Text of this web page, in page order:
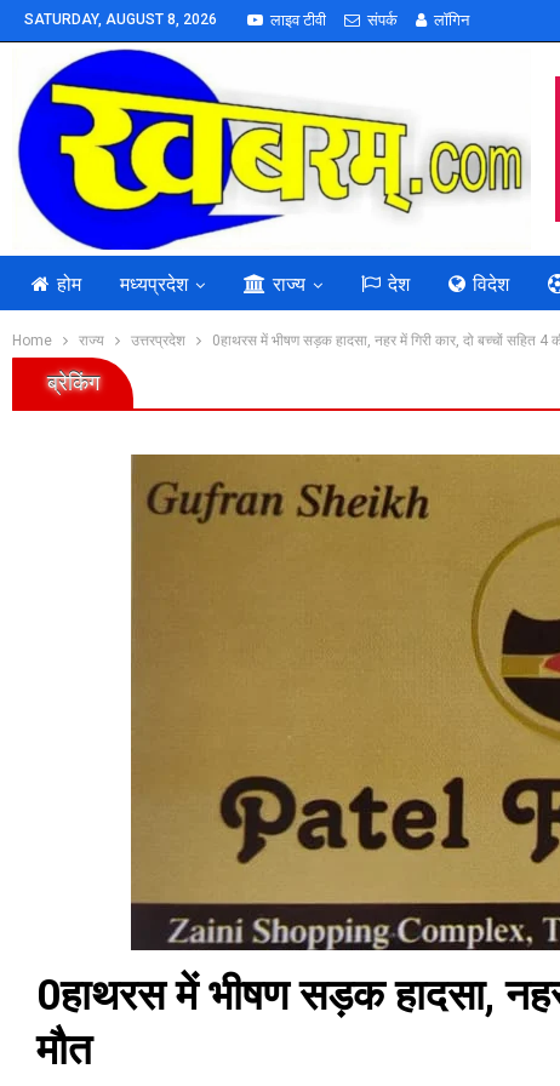
SATURDAY, AUGUST 8, 2026 लाइव टीवी संपर्क लॉगिन
होम मध्यप्रदेश राज्य देश विदेश
Home राज्य उत्तरप्रदेश 0हाथरस में भीषण सड़क हादसा, नहर में गिरी कार, दो बच्चों सहित 4
ब्रेकिंग
0हाथरस में भीषण सड़क हादसा,
मौत